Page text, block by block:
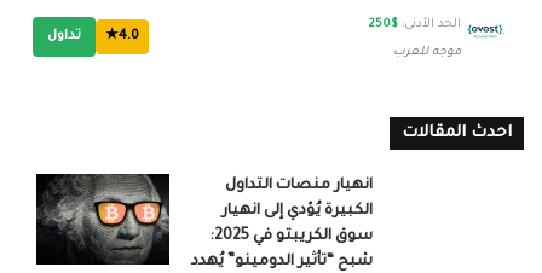
الحد الأدنى: $250
موجه للعرب
4.0★ تداول
احدث المقالات
انهيار منصات التداول
الكبيرة يُؤدي إلى انهيار
سوق الكريبتو في 2025:
شبح “تأثير الدومينو” يُهدد